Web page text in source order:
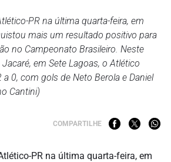
PR na última quarta-feira, em
mais um resultado positivo para
no Campeonato Brasileiro. Neste
em Sete Lagoas, o Atlético
0, com gols de Neto Berola e Daniel
Cantini)
COMPARTILHE
PR na última quarta-feira, em